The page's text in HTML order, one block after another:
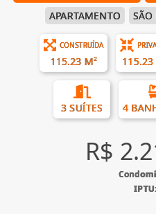
APARTAMENTO
SÃO
CONSTRUÍDA
115.23 M² 115.23
3 SUÍTES 4
R$